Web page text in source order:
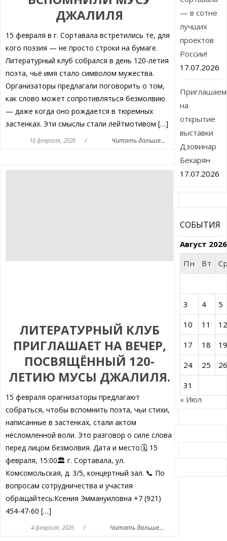
ДЖАЛИЛЯ
15 февраля в г. Сортавала встретились те, для
кого поэзия — не просто строки на бумаге.
Литературный клуб собрался в день 120-летия
поэта, чьё имя стало символом мужества.
Организаторы предлагали поговорить о том,
как слово может сопротивляться безмолвию
— даже когда оно рождается в тюремных
застенках. Эти смыслы стали лейтмотивом […]
16 февраля, 2026 / Читать дальше...
ЛИТЕРАТУРНЫЙ КЛУБ
ПРИГЛАШАЕТ НА ВЕЧЕР,
ПОСВЯЩЁННЫЙ 120-
ЛЕТИЮ МУСЫ ДЖАЛИЛЯ.
15 февраля орагнизаторы предлагают
собраться, чтобы вспомнить поэта, чьи стихи,
написанные в застенках, стали актом
несломленной воли. Это разговор о силе слова
перед лицом безмолвия. Дата и место:🗓️ 15
февраля, 15:00🏛️ г. Сортавала, ул.
Комсомольская, д. 3/5, концертный зал. 📞 По
вопросам сотрудничества и участия
обращайтесь:Ксения Эммануиловна +7 (921)
454-47-60 […]
4 февраля, 2026 / Читать дальше...
— в сотне
лучших
проектов
России!
17.07.2026
Приглашаем
на
открытие
выставки
Дзовинар
Бекарян
17.07.2026
СОБЫТИЯ
Август 2026
Пн
Вт
3 4
5
10
11
17
18
24
25
31
« Июл